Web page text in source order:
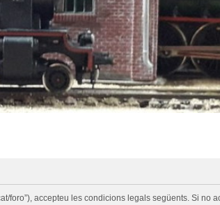
foro”), accepteu les condicions legals següents. Si